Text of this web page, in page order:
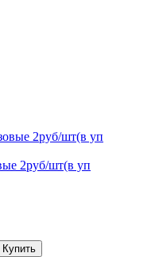
2руб/шт(в уп
Купить